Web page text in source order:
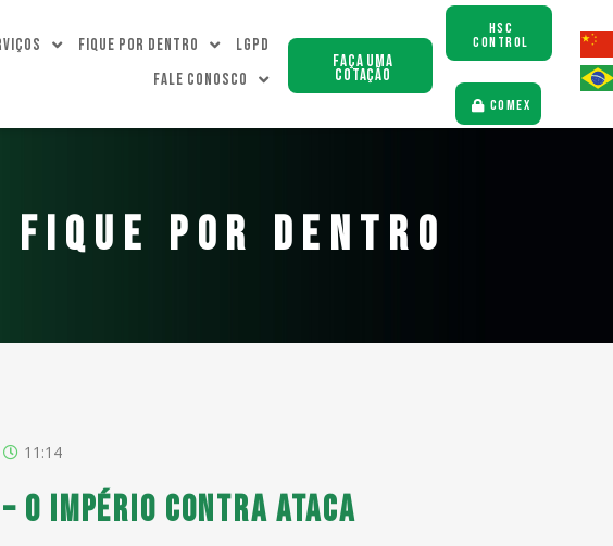
Fique Por dentro
LGPD
Fale Conosco
Faça uma
Cotação
HSC
CONTROL
COMEX
FIQUE POR DENTRO
11:14
– O Império Contra Ataca